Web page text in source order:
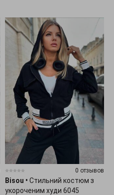
0 отзывов
Bisou • Стильний костюм з
укороченим худи 6045